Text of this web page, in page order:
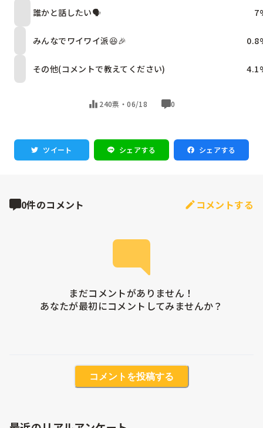
誰かと話したい🗣️ 7
みんなでワイワイ派😆🎉 0.8
その他(コメントで教えてください) 4.1
240票・06/18 0
ツイート シェアする シェアする
0件のコメント コメントする
まだコメントがありません！
あなたが最初にコメントしてみませんか？
コメントを投稿する